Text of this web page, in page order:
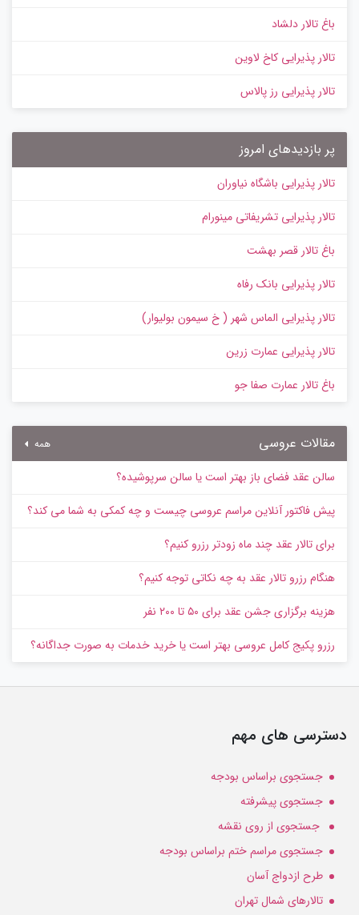
باغ تالار دلشاد
تالار پذیرایی کاخ لاوین
تالار پذیرایی رز پالاس
پر بازدیدهای امروز
تالار پذیرایی باشگاه نیاوران
تالار پذیرایی تشریفاتی مینورام
باغ تالار قصر بهشت
تالار پذیرایی بانک رفاه
تالار پذیرایی الماس شهر ( خ سیمون بولیوار)
تالار پذیرایی عمارت زرین
باغ تالار عمارت صفا جو
مقالات عروسی همه
سالن عقد فضای باز بهتر است یا سالن سرپوشیده؟
پیش‌ فاکتور آنلاین مراسم عروسی چیست و چه کمکی به شما می کند؟
برای تالار عقد چند ماه زودتر رزرو کنیم؟
هنگام رزرو تالار عقد به چه نکاتی توجه کنیم؟
هزینه برگزاری جشن عقد برای ۵۰ تا ۲۰۰ نفر
رزرو پکیج کامل عروسی بهتر است یا خرید خدمات به‌ صورت جداگانه؟
دسترسی های مهم
جستجوی براساس بودجه
جستجوی پیشرفته
جستجوی از روی نقشه
جستجوی مراسم ختم براساس بودجه
طرح ازدواج آسان
تالارهای شمال تهران